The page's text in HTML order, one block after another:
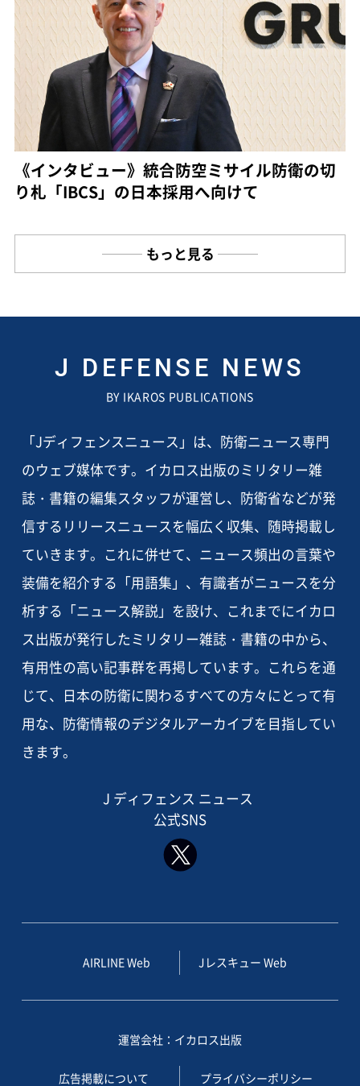
《インタビュー》統合防空ミサイル防衛の切
り札「IBCS」の日本採用へ向けて
もっと見る
J DEFENSE NEWS
BY IKAROS PUBLICATIONS
「Jディフェンスニュース」は、防衛ニュース専門
のウェブ媒体です。イカロス出版のミリタリー雑
誌・書籍の編集スタッフが運営し、防衛省などが発
信するリリースニュースを幅広く収集、随時掲載し
ていきます。これに併せて、ニュース頻出の言葉や
装備を紹介する「用語集」、有識者がニュースを分
析する「ニュース解説」を設け、これまでにイカロ
ス出版が発行したミリタリー雑誌・書籍の中から、
有用性の高い記事群を再掲しています。これらを通
じて、日本の防衛に関わるすべての方々にとって有
用な、防衛情報のデジタルアーカイブを目指してい
きます。
J ディフェンス ニュース
公式SNS
AIRLINE Web Jレスキュー Web
運営会社：イカロス出版
広告掲載について プライバシーポリシー